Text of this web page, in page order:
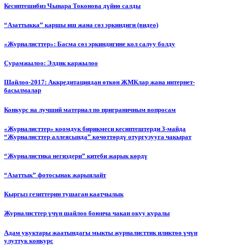
Кесиптешибиз Чынара Токонова дүйнө салды
“Азаттыкка” каршы иш жана сөз эркиндиги (видео)
«Журналисттер»: Басма сөз эркиндигине кол салуу болду
Сурамжылоо: Элдик каржылоо
Шайлоо-2017: Аккредитациядан өткөн ЖМКлар жана интернет-
басылмалар
Конкурс на лучший материал по приграничным вопросам
«Журналисттер» коомдук бирикмеси кесиптештерди 3-майда
“Журналисттер аллеясында” көчөттөрдү отургузууга чакырат
“Журналистика негиздери” китеби жарык көрдү
“Азаттык” фотосынак жарыялайт
Кыргыз гезиттерин тушаган каатчылык
Журналисттер үчүн шайлоо боюнча чакан окуу куралы
Адам укуктары жаатындагы мыкты журналисттик иликтөө үчүн
улуттук конкурс